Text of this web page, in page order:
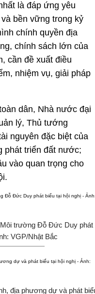
là đáp ứng yêu
bền vững trong kỷ
chính quyền địa
chính sách lớn của
cần đề xuất điều
nhiệm vụ, giải pháp
dân, Nhà nước đại
lý, Thủ tướng
nguyên đặc biệt của
phát triển đất nước;
vào quan trọng cho
trường Đỗ Đức Duy phát
VGP/Nhật Bắc
địa phương dự và phát